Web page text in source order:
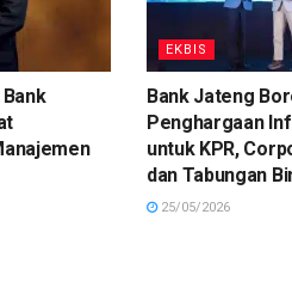
EKBIS
Bank Jateng
Penghargaan
untuk KPR,
dan Tabungan
25/05/2026